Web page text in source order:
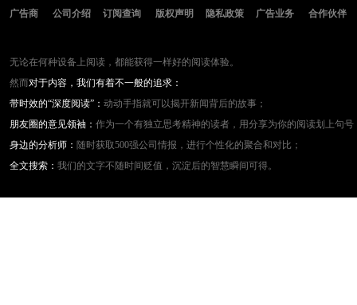
广告商
公司介绍 订阅查询 版权声明 隐私政策 广告业务 合作伙伴
无论在何种设备上阅读，都能获得一样好的阅读体验。
然而对于内容，我们有着不一般的追求：
带时效的“深度阅读”： 动动手指就可以揭开新闻背后的故事；
朋友圈的意见领袖： 作为一个有独立思考精神的读者，用分享为你的阅读划上句号
身边的分析师： 随时获取500强公司情报，进行个性化的聚合和对比；
全文搜索： 我们的文字不随时间贬值，沉淀后的智慧瞬间可得。